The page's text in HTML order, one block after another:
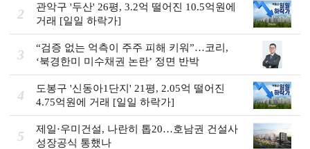
2
관악구 '두산' 26평, 3.2억 떨어진 10.5억원에
거래 [일일 하락가]
3
“검증 없는 억측이 주주 피해 키워”…코리,
‘북경한미 미수채권 논란’ 정면 반박
4
도봉구 '신동아1단지' 21평, 2.05억 떨어진
4.75억원에 거래 [일일 하락가]
5
제일·우미건설, 나란히 톱20…호남권 건설사
성장공식 통했나